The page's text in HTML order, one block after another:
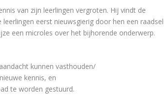
van zijn leerlingen vergroten. Hij vindt de
eerst nieuwsgierig door hen een raadsel
een microles over het bijhorende onderwerp.
kunnen vasthouden/
kennis, en
te worden gestuurd.